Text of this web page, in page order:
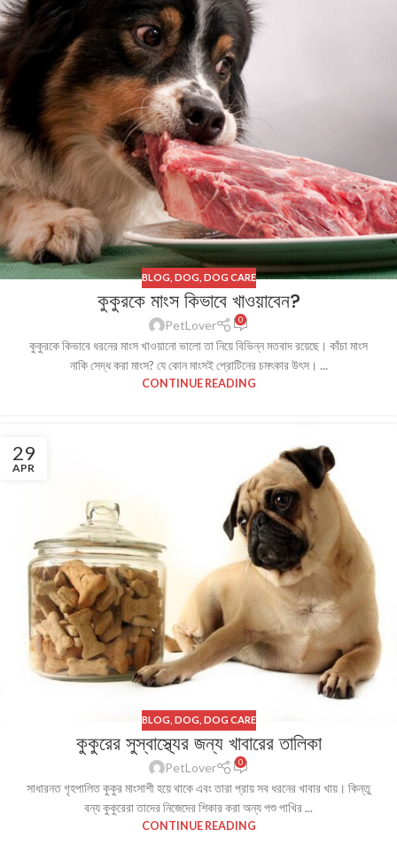
BLOG DOG DOG CARE
কুকুরকে মাংস কিভাবে খাওয়াবেন?
PetLover 0
কুকুরকে কিভাবে ধরনের মাংস খাওয়ানো ভালো তা নিয়ে বিভিন্ন মতবাদ রয়েছে। কাঁচা মাংস
নাকি সেদ্ধ করা মাংস? যে কোন মাংসই প্রোটিনের চমৎকার উৎস। ...
CONTINUE READING
29
APR
BLOG DOG DOG CARE
কুকুরের সুস্বাস্থ্যের জন্য খাবারের তালিকা
PetLover 0
সাধারনত গৃহপালিত কুকুর মাংসাশী হয়ে থাকে এবং তারা প্রায় সব ধরনের খাবার খায়। কিন্তু
বন্য কুকুরেরা তাদের নিজেদের শিকার করা অন্য পশু পাখির ...
CONTINUE READING